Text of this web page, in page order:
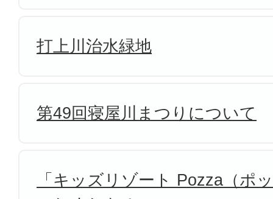
打上川治水緑地
第49回寝屋川まつりについて
「キッズリゾート Pozza（ポ